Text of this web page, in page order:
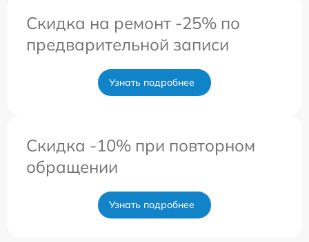
Скидка на ремонт -25% по
предварительной записи
Узнать подробнее
Скидка -10% при повторном
обращении
Узнать подробнее